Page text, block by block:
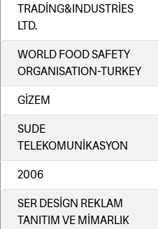
TRADİNG&INDUSTRİES
LTD.
WORLD FOOD SAFETY
ORGANISATION-TURKEY
GİZEM
SUDE
TELEKOMUNİKASYON
2006
SER DESİGN REKLAM
TANITIM VE MİMARLIK